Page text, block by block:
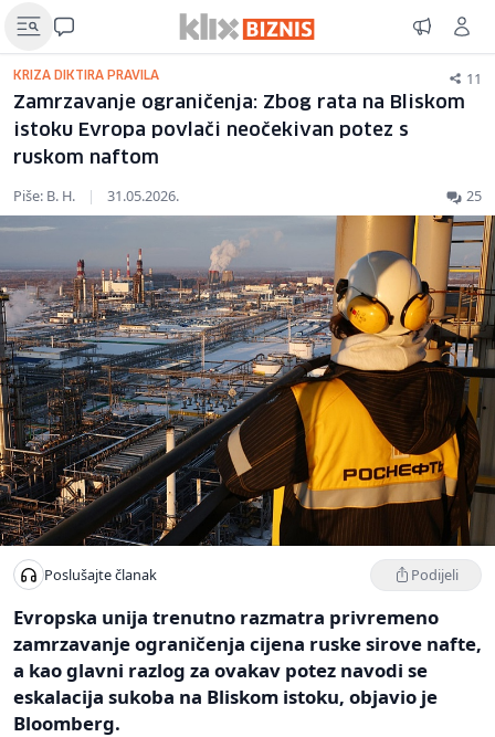
KRIZA DIKTIRA PRAVILA 11
Zamrzavanje ograničenja: Zbog rata na Bliskom
istoku Evropa povlači neočekivan potez s
ruskom naftom
Piše: B. H. | 31.05.2026. 25
Poslušajte članak Podijeli
Evropska unija trenutno razmatra privremeno
zamrzavanje ograničenja cijena ruske sirove nafte,
a kao glavni razlog za ovakav potez navodi se
eskalacija sukoba na Bliskom istoku, objavio je
Bloomberg.